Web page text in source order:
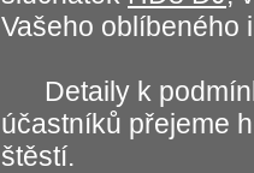
Vašeho oblíbeného
Detaily k
účastníků přejeme
štěstí.